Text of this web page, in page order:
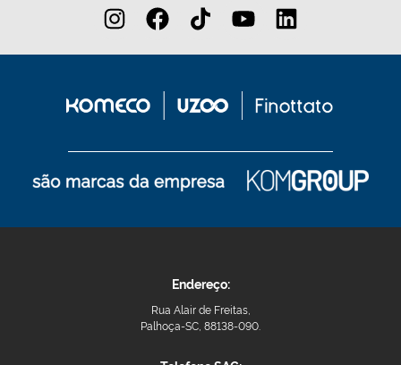
Endereço:
Rua Alair de Freitas,
Palhoça-SC, 88138-090.